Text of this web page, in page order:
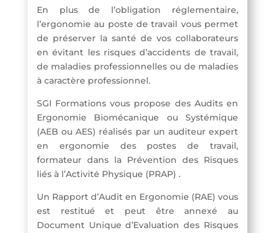
En plus de l’obligation réglementaire,
l’ergonomie au poste de travail vous permet
de préserver la santé de vos collaborateurs
en évitant les risques d’accidents de travail,
de maladies professionnelles ou de maladies
à caractère professionnel.
SGI Formations vous propose des Audits en
Ergonomie Biomécanique ou Systémique
(AEB ou AES) réalisés par un auditeur expert
en ergonomie des postes de travail,
formateur dans la Prévention des Risques
liés à l’Activité Physique (PRAP) .
Un Rapport d’Audit en Ergonomie (RAE) vous
est restitué et peut être annexé au
Document Unique d’Evaluation des Risques